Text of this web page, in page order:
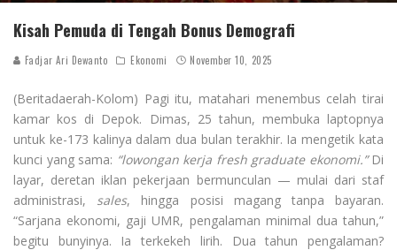
Kisah Pemuda di Tengah Bonus Demografi
Fadjar Ari Dewanto Ekonomi November 10, 2025
(Beritadaerah-Kolom) Pagi itu, matahari menembus celah tirai
kamar kos di Depok. Dimas, 25 tahun, membuka laptopnya
untuk ke-173 kalinya dalam dua bulan terakhir. Ia mengetik kata
kunci yang sama: “lowongan kerja fresh graduate ekonomi.”Di
layar, deretan iklan pekerjaan bermunculan — mulai dari staf
administrasi, sales, hingga posisi magang tanpa bayaran.
“Sarjana ekonomi, gaji UMR, pengalaman minimal dua tahun,”
begitu bunyinya. Ia terkekeh lirih. Dua tahun pengalaman?